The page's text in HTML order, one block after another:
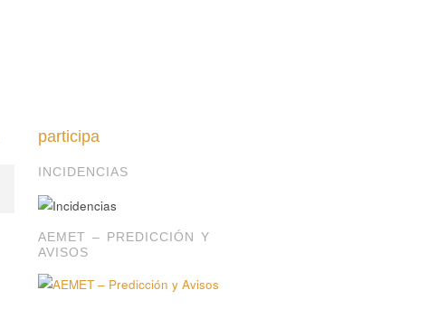
participa
INCIDENCIAS
AEMET – PREDICCIÓN Y
AVISOS